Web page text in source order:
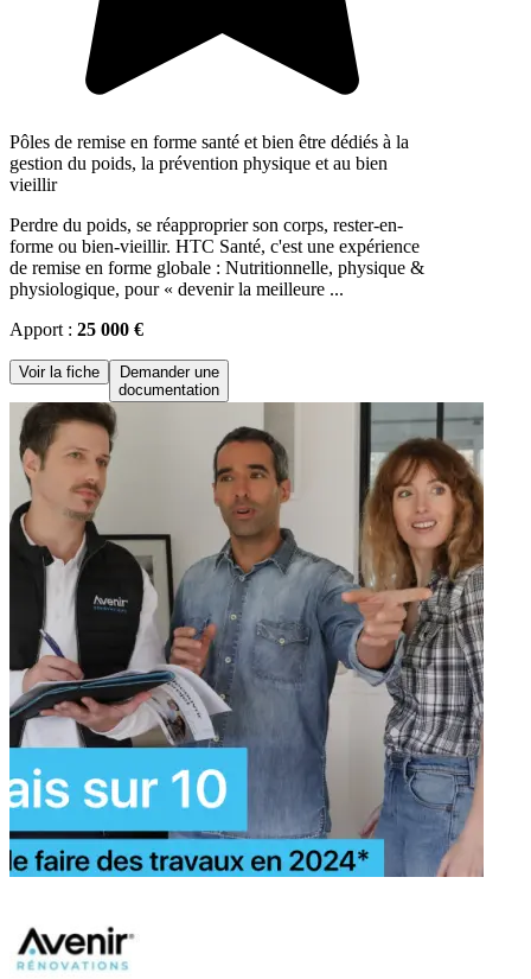
Pôles de remise en forme santé et bien être dédiés à la
gestion du poids, la prévention physique et au bien
vieillir
Perdre du poids, se réapproprier son corps, rester-en-
forme ou bien-vieillir. HTC Santé, c'est une expérience
de remise en forme globale : Nutritionnelle, physique &
physiologique, pour « devenir la meilleure ...
Apport : 25 000 €
Voir la fiche
Demander une
documentation